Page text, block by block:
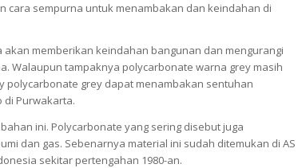
cara sempurna untuk menambakan dan keindahan di
memberikan keindahan bangunan dan mengurangi
Walaupun tampaknya polycarbonate warna grey masih
polycarbonate grey dapat menambakan sentuhan
di Purwakarta.
ini. Polycarbonate yang sering disebut juga
dan gas. Sebenarnya material ini sudah ditemukan di AS
sekitar pertengahan 1980-an.